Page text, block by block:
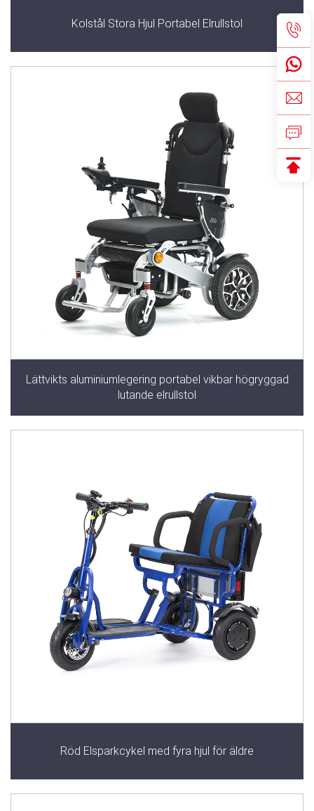
Kolstål Stora Hjul Portabel Elrullstol
Lättvikts aluminiumlegering portabel vikbar högryggad
lutande elrullstol
Röd Elsparkcykel med fyra hjul för äldre